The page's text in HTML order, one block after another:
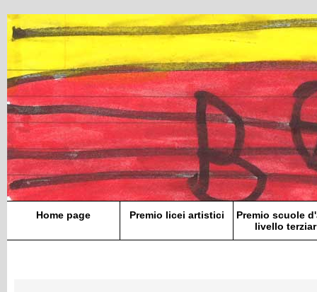
Home page Premio licei artistici
Premio scuole
livello